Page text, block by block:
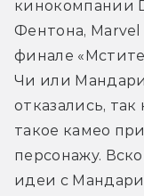
кинокомпании
Фентона,
финале
Чи или
отказались,
такое камео
персонажу.
идеи с